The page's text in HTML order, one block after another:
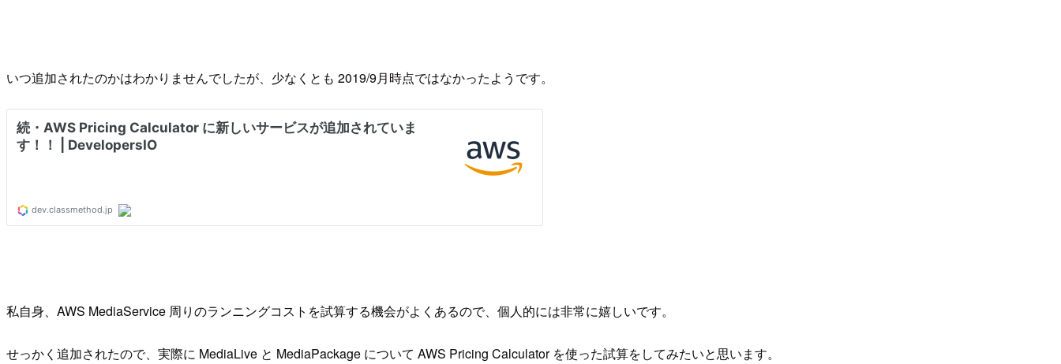
いつ追加されたのかはわかりませんでしたが、少なくとも 2019/9月時点ではなかったようです。
私自身、AWS MediaService 周りのランニングコストを試算する機会がよくあるので、個人的には非常に嬉しいです。
せっかく追加されたので、実際に MediaLive と MediaPackage について AWS Pricing Calculator を使った試算をしてみたいと思います。